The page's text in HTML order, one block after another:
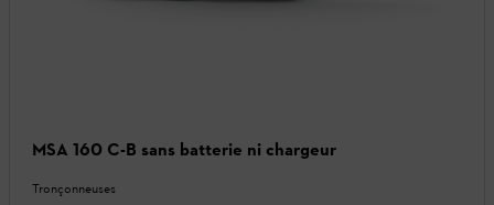
MSA 160 C-B sans batterie ni chargeur
Tronçonneuses